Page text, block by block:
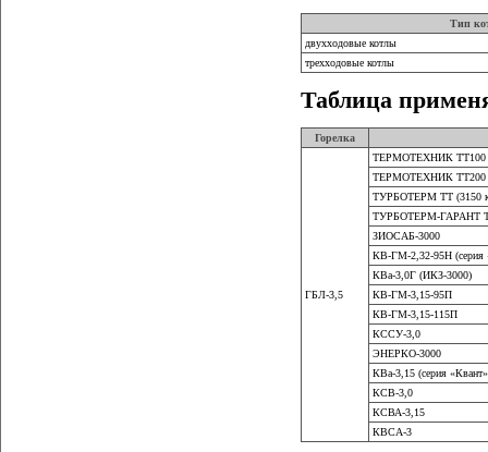
Тип
двухходовые котлы
трехходовые котлы
Таблица
Горелка
ГБЛ-3,5
ТЕРМОТЕХНИК ТТ100
ТЕРМОТЕХНИК ТТ200
ТУРБОТЕРМ ТТ (3150
ТУРБОТЕРМ-ГАРАНТ
ЗИОСАБ-3000
КВ-ГМ-2,32-95Н (серия
КВа-3,0Г (ИКЗ-3000)
КВ-ГМ-3,15-95П
КВ-ГМ-3,15-115П
КССУ-3,0
ЭНЕРКО-3000
КВа-3,15 (серия
КСВ-3,0
КСВА-3,15
КВСА-3